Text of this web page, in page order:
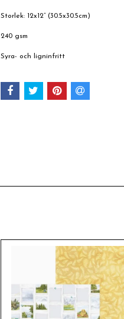
Storlek: 12x12” (30.5x30.5cm)
240 gsm
Syra- och ligninfritt